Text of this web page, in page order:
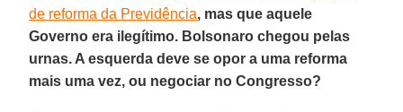
de reforma da Previdência, mas que aquele
Governo era ilegítimo. Bolsonaro chegou pelas
urnas. A esquerda deve se opor a uma reforma
mais uma vez, ou negociar no Congresso?